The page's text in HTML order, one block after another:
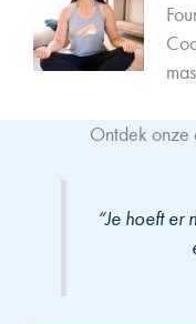
Ontdek onze
“Je hoeft